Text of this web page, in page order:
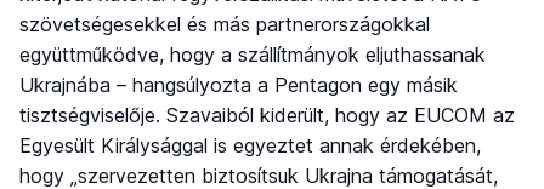
szövetségesekkel és más partnerországokkal
együttműködve, hogy a szállítmányok eljuthassanak
Ukrajnába – hangsúlyozta a Pentagon egy másik
tisztségviselője. Szavaiból kiderült, hogy az EUCOM az
Egyesült Királysággal is egyeztet annak érdekében,
hogy „szervezetten biztosítsuk Ukrajna támogatását,